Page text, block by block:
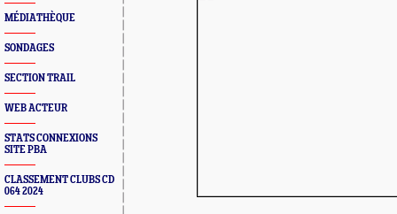
MÉDIATHÈQUE
SONDAGES
SECTION TRAIL
WEB ACTEUR
STATS CONNEXIONS
SITE PBA
CLASSEMENT CLUBS CD
064 2024